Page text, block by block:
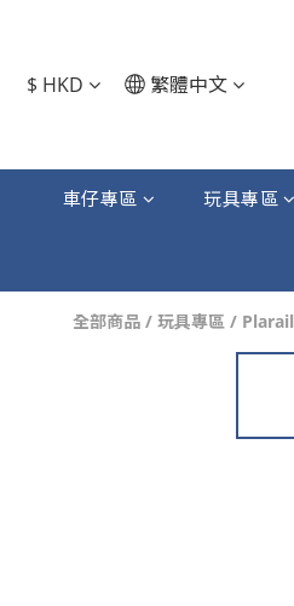
$ HKD 繁體中文
車仔專區 玩具專區
全部商品 / 玩具專區 / Plarail